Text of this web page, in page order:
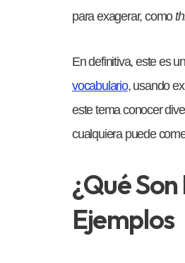
para exagerar, como
En definitiva, este es
vocabulario, usando
este tema conocer
cualquiera puede
¿Qué
Ejemplos